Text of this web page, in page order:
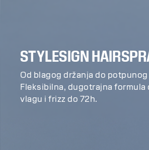
STYLESIGN
Od blagog držanja do
Fleksibilna, dugotrajna formula
vlagu i frizz do 72h.